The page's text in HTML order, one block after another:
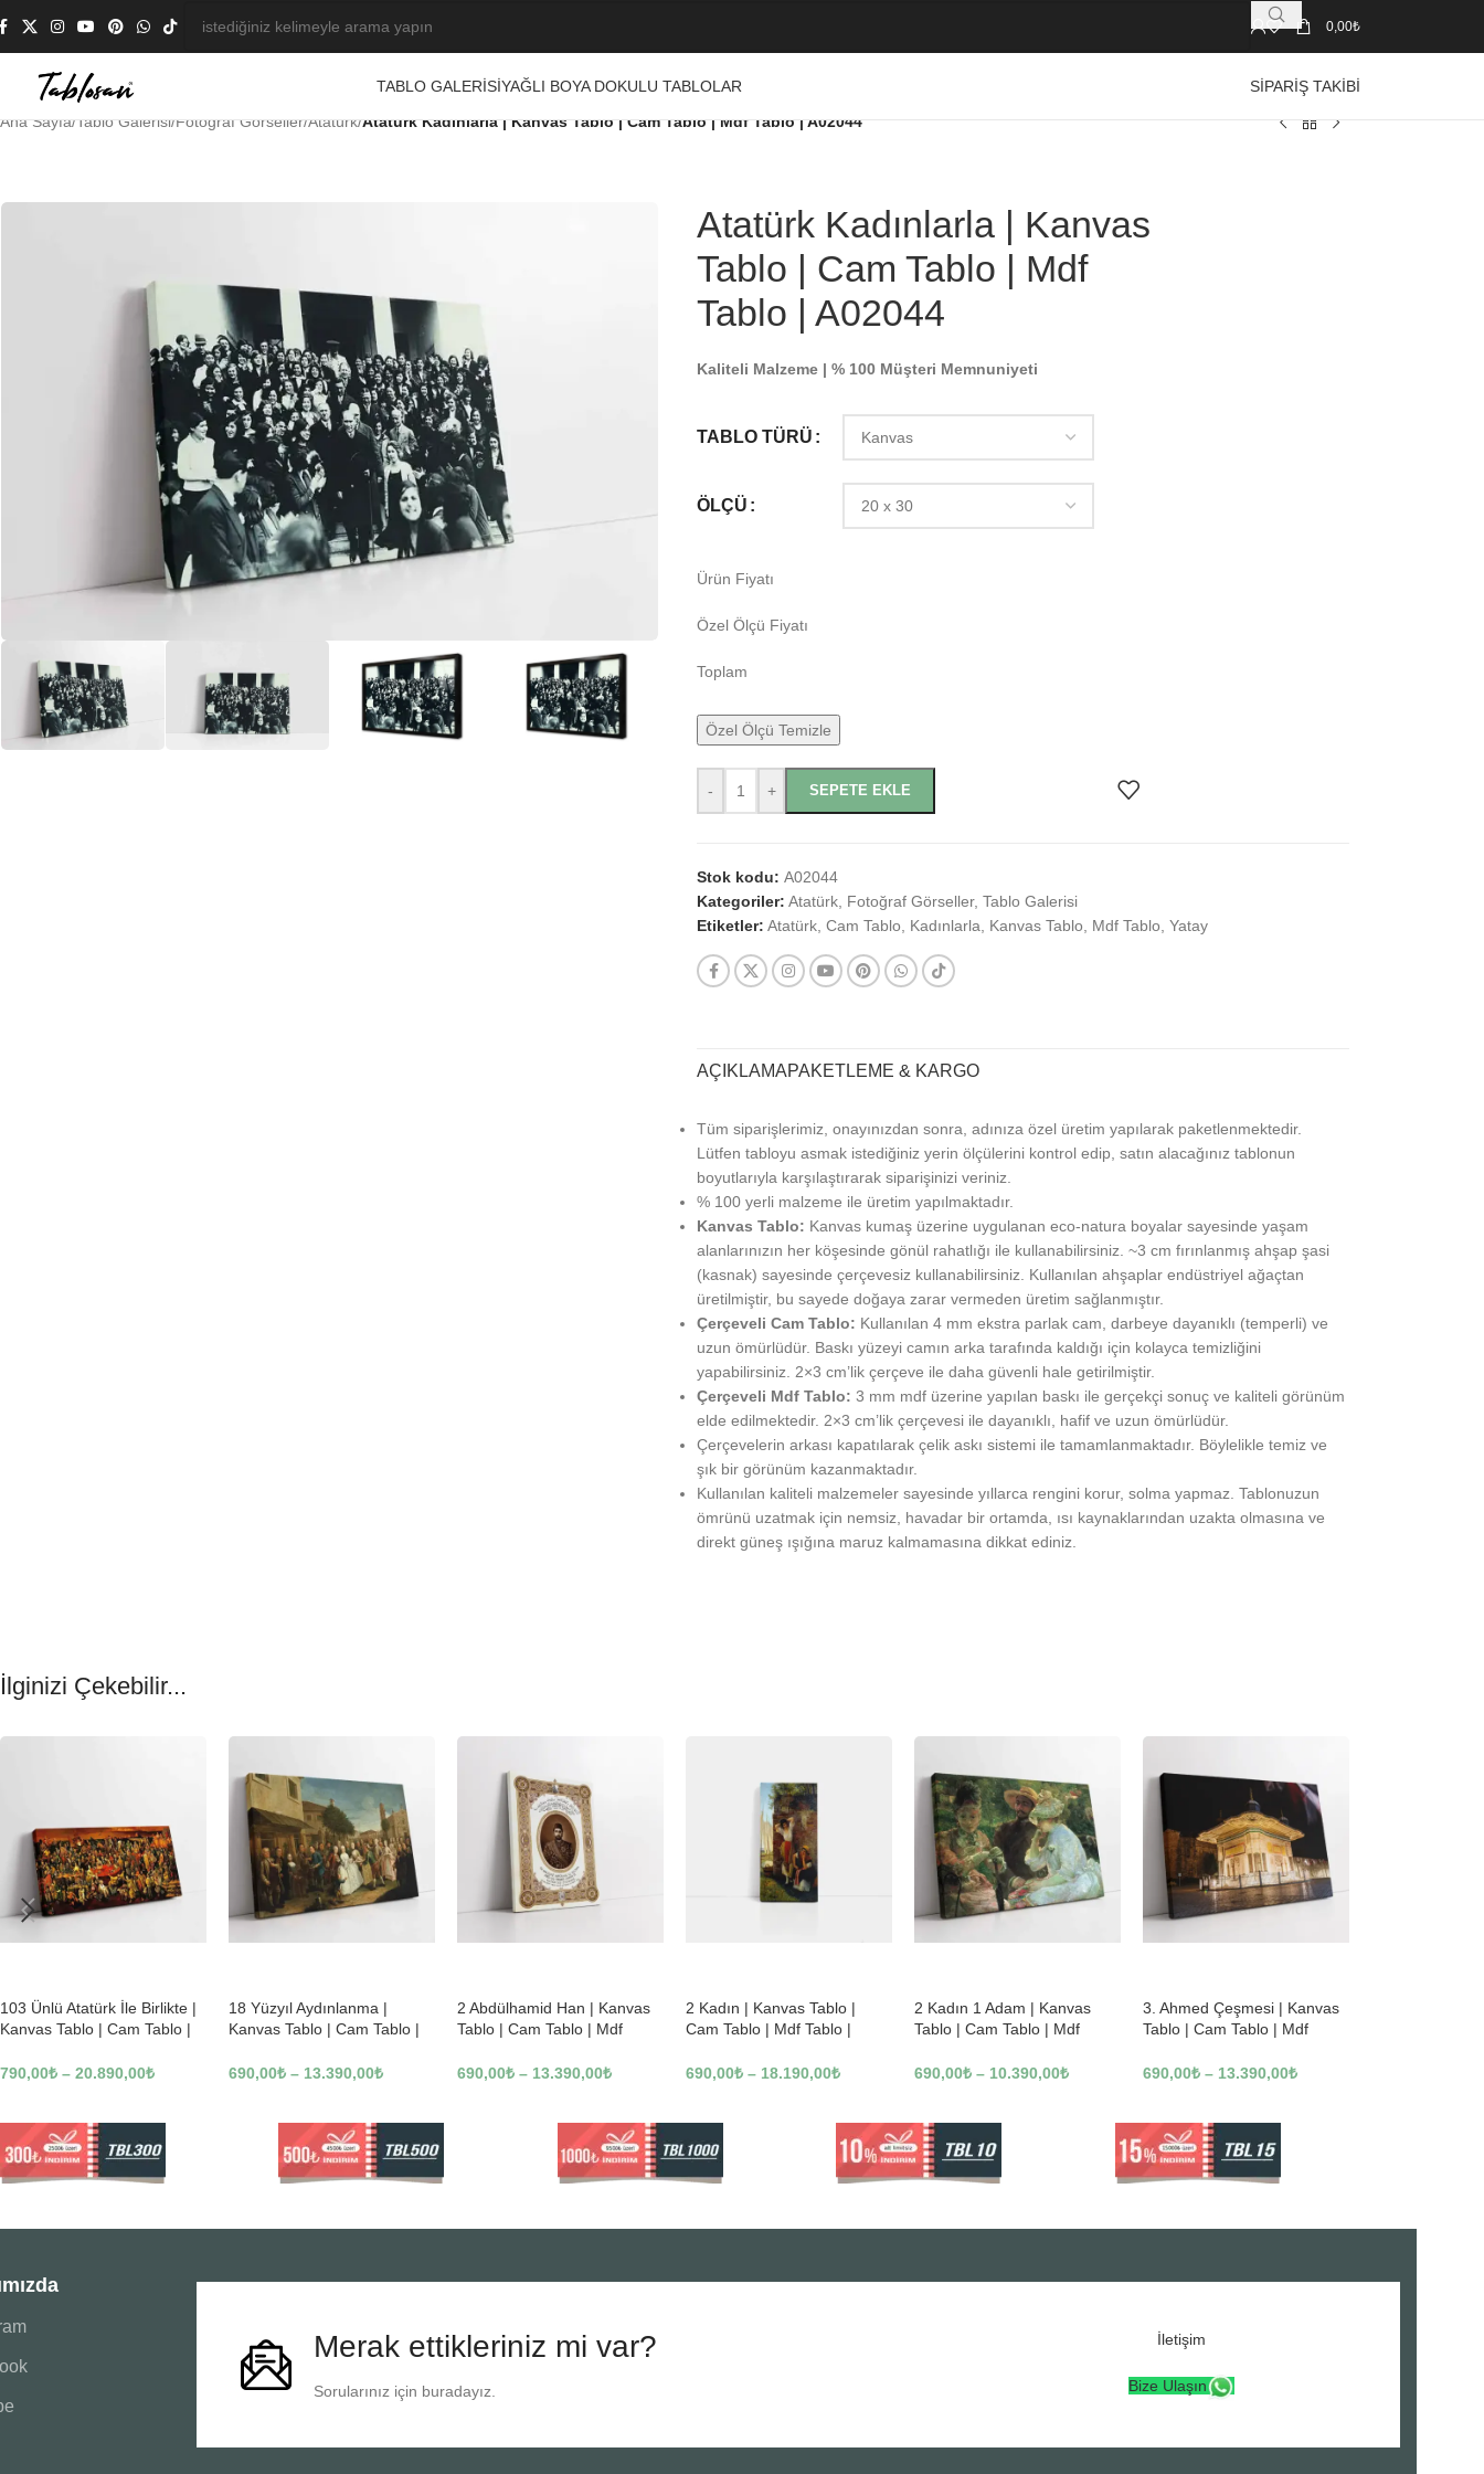
0,00₺
TABLO GALERISIYAĞLI BOYA DOKULU TABLOLAR SIPARIŞ TAKIBI
Ana Sayfa/ Tablo Galerisi/Fotoğraf Görseller/Atatürk/Atatürk Kadınlarla | Kanvas Tablo | Cam Tablo | Mdf Tablo | A02044
Atatürk Kadınlarla | Kanvas
Tablo | Cam Tablo | Mdf
Tablo | A02044
Kaliteli Malzeme | % 100 Müşteri Memnuniyeti
TABLO TÜRÜ
ÖLÇÜ
Ürün Fiyatı
Özel Ölçü Fiyatı
Toplam
Özel Ölçü Temizle
- + SEPETE EKLE
Stok kodu: A02044
Kategoriler: Atatürk Fotoğraf Görseller, Tablo Galerisi
Etiketler: Atatürk Cam Tablo Kadınlarla Kanvas Tablo Mdf Tablo Yatay
AÇIKLAMAPAKETLEME & KARGO
Tüm siparişlerimiz, onayınızdan sonra, adınıza özel üretim yapılarak paketlenmektedir.
Lütfen tabloyu asmak istediğiniz yerin ölçülerini kontrol edip, satın alacağınız tablonun
boyutlarıyla karşılaştırarak siparişinizi veriniz.
% 100 yerli malzeme ile üretim yapılmaktadır.
Kanvas Tablo: Kanvas kumaş üzerine uygulanan eco-natura boyalar sayesinde yaşam
alanlarınızın her köşesinde gönül rahatlığı ile kullanabilirsiniz. ~3 cm fırınlanmış ahşap şasi
(kasnak) sayesinde çerçevesiz kullanabilirsiniz. Kullanılan ahşaplar endüstriyel ağaçtan
üretilmiştir, bu sayede doğaya zarar vermeden üretim sağlanmıştır.
Çerçeveli Cam Tablo: Kullanılan 4 mm ekstra parlak cam, darbeye dayanıklı (temperli) ve
uzun ömürlüdür. Baskı yüzeyi camın arka tarafında kaldığı için kolayca temizliğini
yapabilirsiniz. 2×3 cm’lik çerçeve ile daha güvenli hale getirilmiştir.
Çerçeveli Mdf Tablo: 3 mm mdf üzerine yapılan baskı ile gerçekçi sonuç ve kaliteli görünüm
elde edilmektedir. 2×3 cm’lik çerçevesi ile dayanıklı, hafif ve uzun ömürlüdür.
Çerçevelerin arkası kapatılarak çelik askı sistemi ile tamamlanmaktadır. Böylelikle temiz ve
şık bir görünüm kazanmaktadır.
Kullanılan kaliteli malzemeler sayesinde yıllarca rengini korur, solma yapmaz. Tablonuzun
ömrünü uzatmak için nemsiz, havadar bir ortamda, ısı kaynaklarından uzakta olmasına ve
direkt güneş ışığına maruz kalmamasına dikkat ediniz.
İlginizi Çekebilir...
103 Ünlü Atatürk İle Birlikte |
Kanvas Tablo | Cam Tablo |
790,00₺ – 20.890,00₺
18 Yüzyıl Aydınlanma |
Kanvas Tablo | Cam Tablo |
690,00₺ – 13.390,00₺
2 Abdülhamid Han | Kanvas
Tablo | Cam Tablo | Mdf
690,00₺ – 13.390,00₺
2 Kadın | Kanvas Tablo |
Cam Tablo | Mdf Tablo |
690,00₺ – 18.190,00₺
2 Kadın 1 Adam | Kanvas
Tablo | Cam Tablo | Mdf
690,00₺ – 10.390,00₺
3. Ahmed Çeşmesi | Kanvas
Tablo | Cam Tablo | Mdf
690,00₺ – 13.390,00₺
Merak ettikleriniz mi var?
Sorularınız için buradayız.
İletişim
Bize Ulaşın